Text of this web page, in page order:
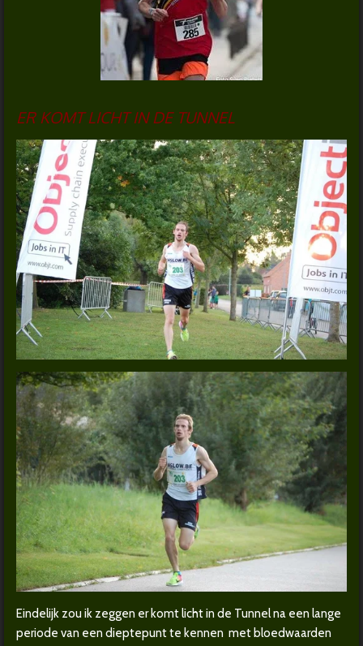
ER KOMT LICHT IN DE TUNNEL
Eindelijk zou ik zeggen er komt licht in de Tunnel na een lange
periode van een dieptepunt te kennen met bloedwaarden